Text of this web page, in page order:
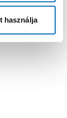
használja